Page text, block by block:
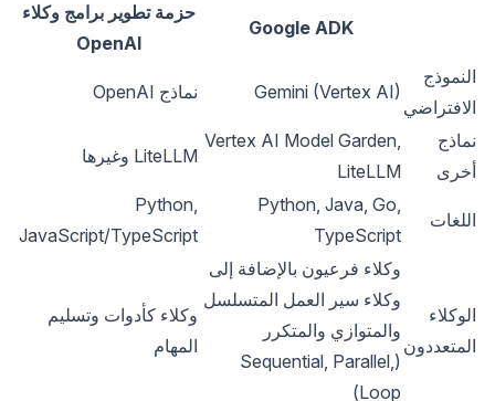
Google ADK
حزمة تطوير برامج وكلاء
OpenAI
النموذج
الافتراضي
Gemini (Vertex AI) نماذج OpenAI
نماذج
أخرى
Vertex AI Model Garden,
LiteLLM
LiteLLM وغيرها
اللغات
Python, Java, Go,
TypeScript
Python,
JavaScript/TypeScript
الوكلاء
المتعددون
وكلاء فرعيون بالإضافة إلى
وكلاء سير العمل المتسلسل
والمتوازي والمتكرر
(Sequential, Parallel,
Loop)
وكلاء كأدوات وتسليم
المهام